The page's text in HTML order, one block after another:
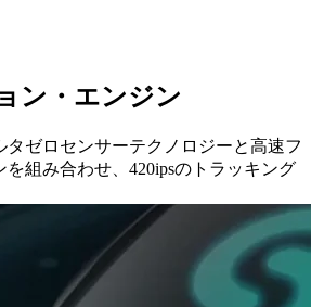
ン・エンジン
タゼロセンサーテクノロジーと高速フ
を組み合わせ、420ipsのトラッキング